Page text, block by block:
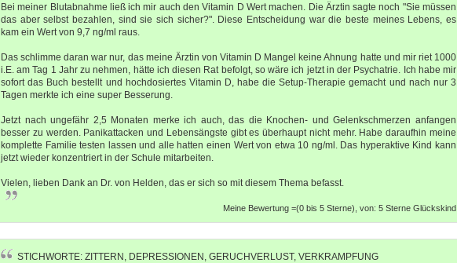
Bei meiner Blutabnahme ließ ich mir auch den Vitamin D Wert machen. Die Ärztin sagte noch "Sie müssen
das aber selbst bezahlen, sind sie sich sicher?". Diese Entscheidung war die beste meines Lebens, es
kam ein Wert von 9,7 ng/ml raus.
Das schlimme daran war nur, das meine Ärztin von Vitamin D Mangel keine Ahnung hatte und mir riet 1000
i.E. am Tag 1 Jahr zu nehmen, hätte ich diesen Rat befolgt, so wäre ich jetzt in der Psychatrie. Ich habe mir
sofort das Buch bestellt und hochdosiertes Vitamin D, habe die Setup-Therapie gemacht und nach nur 3
Tagen merkte ich eine super Besserung.
Jetzt nach ungefähr 2,5 Monaten merke ich auch, das die Knochen- und Gelenkschmerzen anfangen
besser zu werden. Panikattacken und Lebensängste gibt es überhaupt nicht mehr. Habe daraufhin meine
komplette Familie testen lassen und alle hatten einen Wert von etwa 10 ng/ml. Das hyperaktive Kind kann
jetzt wieder konzentriert in der Schule mitarbeiten.
Vielen, lieben Dank an Dr. von Helden, das er sich so mit diesem Thema befasst.
Meine Bewertung =(0 bis 5 Sterne), von: 5 Sterne Glückskind
STICHWORTE: ZITTERN, DEPRESSIONEN, GERUCHVERLUST, VERKRAMPFUNG